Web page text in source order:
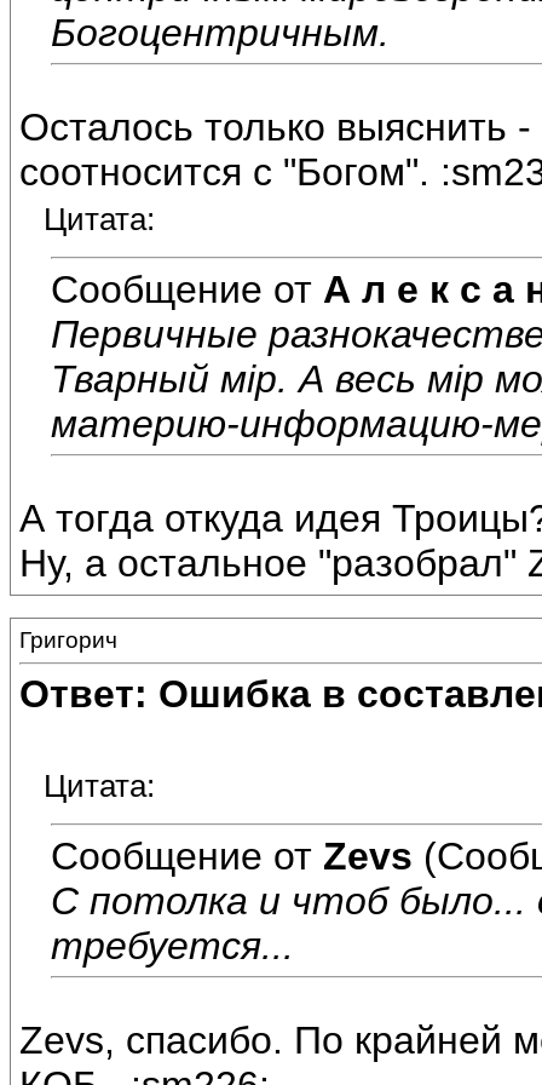
Богоцентричным.
Осталось только выяснить
соотносится с "Богом".
Цитата:
Сообщение от А л е к с а
Первичные
Тварный мiр. А весь мiр
материю-информацию-
А тогда откуда идея
Ну, а остальное "разобрал"
Григорич
Ответ: Ошибка в
Цитата:
Сообщение от Zevs
С потолка и чтоб
требуется...
Zevs, спасибо. По крайней